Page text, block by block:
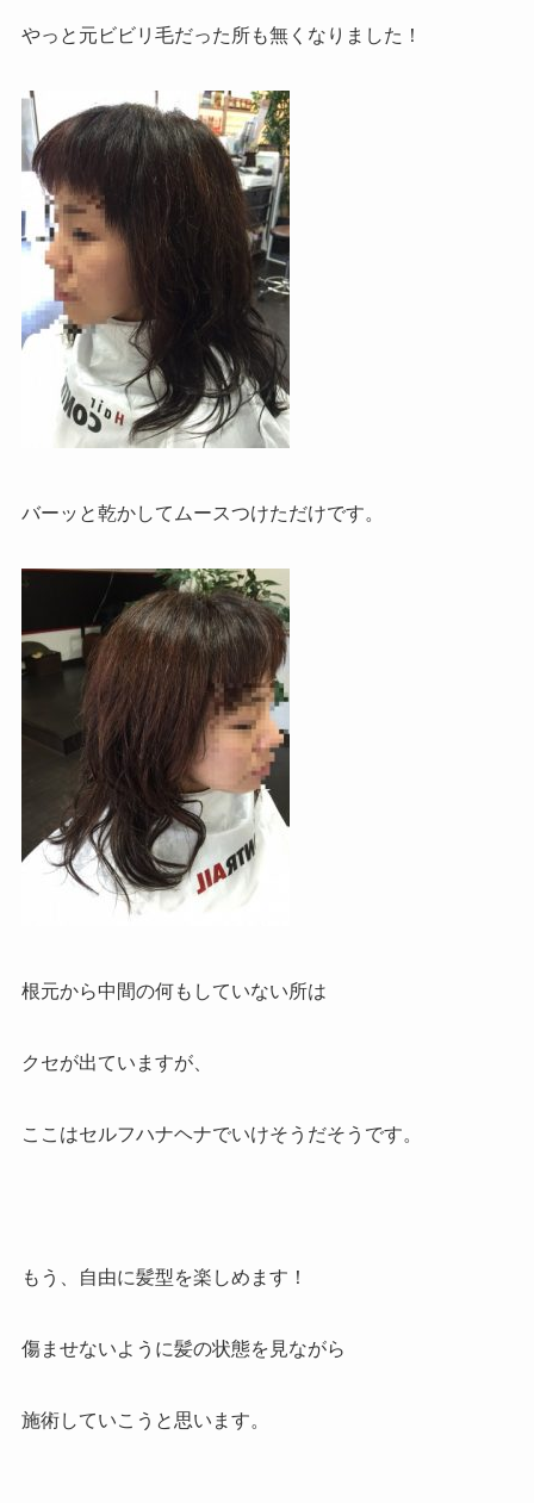
やっと元ビビリ毛だった所も無くなりました！
バーッと乾かしてムースつけただけです。
根元から中間の何もしていない所は
クセが出ていますが、
ここはセルフハナヘナでいけそうだそうです。
もう、自由に髪型を楽しめます！
傷ませないように髪の状態を見ながら
施術していこうと思います。